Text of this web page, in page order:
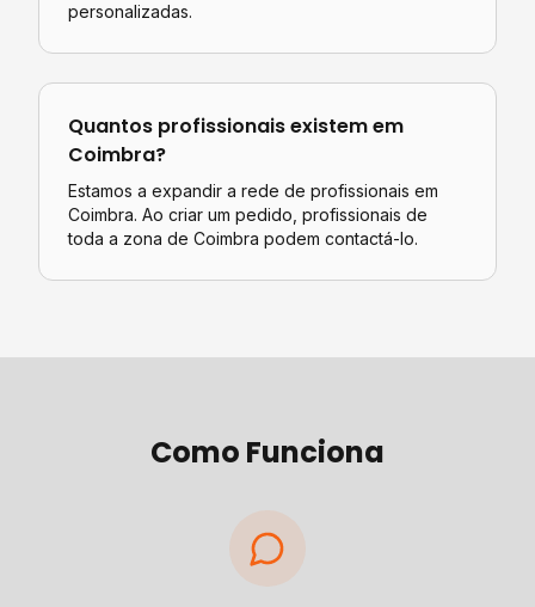
personalizadas.
Quantos profissionais existem em
Coimbra?
Estamos a expandir a rede de profissionais em
Coimbra. Ao criar um pedido, profissionais de
toda a zona de Coimbra podem contactá-lo.
Como Funciona